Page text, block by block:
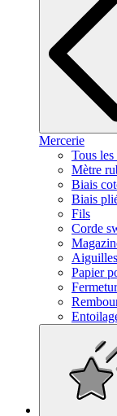
Mercerie
Tous
Mètre
Biais
Biais
Fils
Corde
Papier